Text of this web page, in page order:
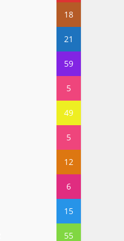
18
21
59
5
49
5
12
6
15
55